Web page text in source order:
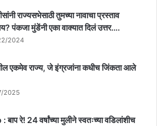
राज्यसभेसाठी तुमच्या नावाचा प्रस्ताव
पंकजा मुंडेंनी एका वाक्यात दिलं उत्तर….
2024
एकमेव राज्य, जे इंग्रजांना कधीच जिंकता आले
2025
रे! 24 वर्षांच्या मुलीने स्वतःच्या वडिलांशीच